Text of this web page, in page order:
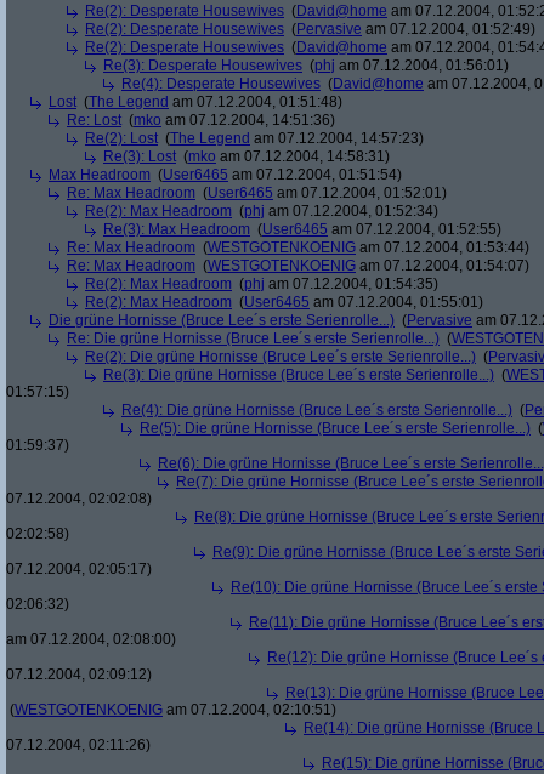
Re(2): Desperate Housewives (David@home am 07.12.2004,
Re(2): Desperate Housewives (Pervasive am 07.12.2004, 01:52:49)
Re(2): Desperate Housewives (David@home am 07.12.2004,
Re(3): Desperate Housewives (phj am 07.12.2004, 01:56:01)
Re(4): Desperate Housewives (David@home am 07.12.2004,
Lost (The Legend am 07.12.2004, 01:51:48)
Re: Lost (mko am 07.12.2004, 14:51:36)
Re(2): Lost (The Legend am 07.12.2004, 14:57:23)
Re(3): Lost (mko am 07.12.2004, 14:58:31)
Max Headroom (User6465 am 07.12.2004, 01:51:54)
Re: Max Headroom (User6465 am 07.12.2004, 01:52:01)
Re(2): Max Headroom (phj am 07.12.2004, 01:52:34)
Re(3): Max Headroom (User6465 am 07.12.2004, 01:52:55)
Re: Max Headroom (WESTGOTENKOENIG am 07.12.2004, 01:53:44)
Re: Max Headroom (WESTGOTENKOENIG am 07.12.2004, 01:54:07)
Re(2): Max Headroom (phj am 07.12.2004, 01:54:35)
Re(2): Max Headroom (User6465 am 07.12.2004, 01:55:01)
Die grüne Hornisse (Bruce Lee´s erste Serienrolle...) (Pervasive am
Re: Die grüne Hornisse (Bruce Lee´s erste Serienrolle...) (
Re(2): Die grüne Hornisse (Bruce Lee´s erste Serienrolle...) (
Re(3): Die grüne Hornisse (Bruce Lee´s erste Serienrolle...) (
01:57:15)
Re(4): Die grüne Hornisse (Bruce Lee´s erste Serienrolle...) (
Re(5): Die grüne Hornisse (Bruce Lee´s erste Serienrolle...) (
01:59:37)
Re(6): Die grüne Hornisse (Bruce Lee´s erste
Re(7): Die grüne Hornisse (Bruce Lee´s erste
07.12.2004, 02:02:08)
Re(8): Die grüne Hornisse (Bruce Lee´s erste
02:02:58)
Re(9): Die grüne Hornisse (Bruce Lee´s erste
07.12.2004, 02:05:17)
Re(10): Die grüne Hornisse (Bruce Lee´s erste
02:06:32)
Re(11): Die grüne Hornisse (Bruce Lee´s
am 07.12.2004, 02:08:00)
Re(12): Die grüne Hornisse (Bruce
07.12.2004, 02:09:12)
Re(13): Die grüne Hornisse (Bruce
(WESTGOTENKOENIG am 07.12.2004, 02:10:51)
Re(14): Die grüne Hornisse (Bruce
07.12.2004, 02:11:26)
Re(15): Die grüne Hornisse